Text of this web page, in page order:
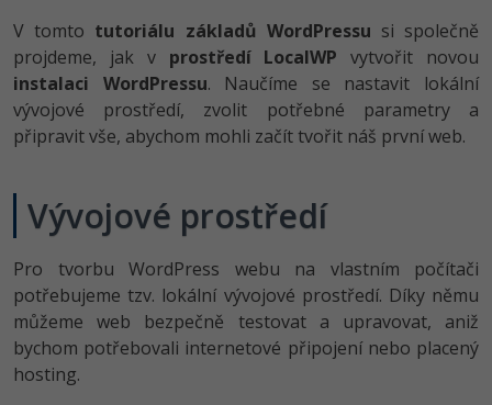
Best practices
Projektový manažer
Databázový analytik
Copywriter
SEO specialista
SQL
Návrh SW -80%
Algoritmy -41%
Pro děti
Více
Fórum
MS Office -80%
Google Dokumenty
Time management
Linux
Sítě
Kybernetická bezpečnost
V tomto tutoriálu základů WordPressu si společně
projdeme, jak v prostředí LocalWP vytvořit novou
instalaci WordPressu. Naučíme se nastavit lokální
vývojové prostředí, zvolit potřebné parametry a
připravit vše, abychom mohli začít tvořit náš první web.
Vývojové prostředí
Pro tvorbu WordPress webu na vlastním počítači
potřebujeme tzv. lokální vývojové prostředí. Díky němu
můžeme web bezpečně testovat a upravovat, aniž
bychom potřebovali internetové připojení nebo placený
hosting.